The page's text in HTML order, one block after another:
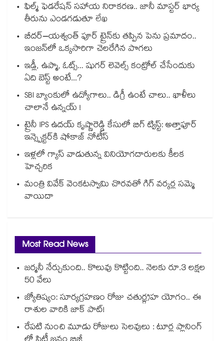
ఫిల్మ్ ఫెడరేషన్ సహాయ నిరాకరణ.. జానీ మాస్టర్ భార్య
తీరును ఎండగడుతూ లేఖ
బీదర్–యశ్వంత్ పూర్ ట్రైన్‎కు తప్పిన పెను ప్రమాదం..
ఇంజన్‎లో ఒక్కసారిగా చెలరేగిన పొగలు
ఇడ్లీ, ఉప్మా, ఓట్స్... షుగర్ లెవెల్స్ కంట్రోల్ చేసేందుకు
ఏది బెస్ట్ అంటే...?
SBI బ్యాంకులో ఉద్యోగాలు.. డిగ్రీ ఉంటే చాలు.. ఖాళీలు
చాలానే ఉన్నయ్ !
ట్రైనీ IPS ఉదయ్ కృష్ణారెడ్డి కేసులో బిగ్ ట్విస్ట్: అత్తాపూర్
ఇన్స్పెక్టర్‎కి షోకాజ్ నోటీస్
ఇళ్లలో గ్యాస్ వాడుతున్న వినియోగదారులకు కీలక
హెచ్చరిక
మంత్రి వివేక్ వెంకటస్వామి చొరవతో గిగ్ వర్కర్ల సమ్మె
వాయిదా
Most Read News
జర్మనీ నేర్చుకుంది.. కొలువు కొట్టింది.. నెలకు రూ.3 లక్షల
50 వేలు
జ్యోతిష్యం: సూర్యగ్రహణం రోజు చతుర్గ్రహ యోగం.. ఈ
రాశుల వారికి జాక్ పాట్!
రేపటి నుంచి మూడు రోజులు సెలవులు : టూర్ల ప్లానింగ్